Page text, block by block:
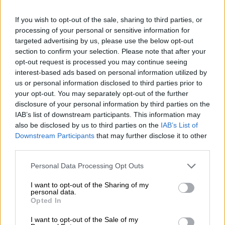
If you wish to opt-out of the sale, sharing to third parties, or
processing of your personal or sensitive information for
targeted advertising by us, please use the below opt-out
section to confirm your selection. Please note that after your
opt-out request is processed you may continue seeing
interest-based ads based on personal information utilized by
us or personal information disclosed to third parties prior to
your opt-out. You may separately opt-out of the further
disclosure of your personal information by third parties on the
IAB’s list of downstream participants. This information may
also be disclosed by us to third parties on the IAB’s List of
Downstream Participants that may further disclose it to other
Please note that this website/app uses one or more Google
not limited to your visit or usage behaviour. You may click to
grant or deny consent to Google and its third-party tags to
use your data for below specified purposes in below Google
consent section.
Personal Data Processing Opt Outs
I want to opt-out of the Sharing of my
personal data.
Opted In
I want to opt-out of the Sale of my
πραγματικό αυγό καιτο επώασε μέσα σε μια
τεχνητή κατασκευήμέχρι να εκκολαφτεί. Η
εταιρεία βιοεπιστημών υποστηρίζει ότι το
σύστημα είναι«πλήρως επεκτάσιμο και
βιολογικά ακριβές», ώστε να μπορεί να
χρησιμοποιηθεί για τηνεκκόλαψη εμβρύων
για παράδειγμα από δεινορνιθίδες ή ακόμη
και από ήδη απειλούμενα είδη πτηνών.
video